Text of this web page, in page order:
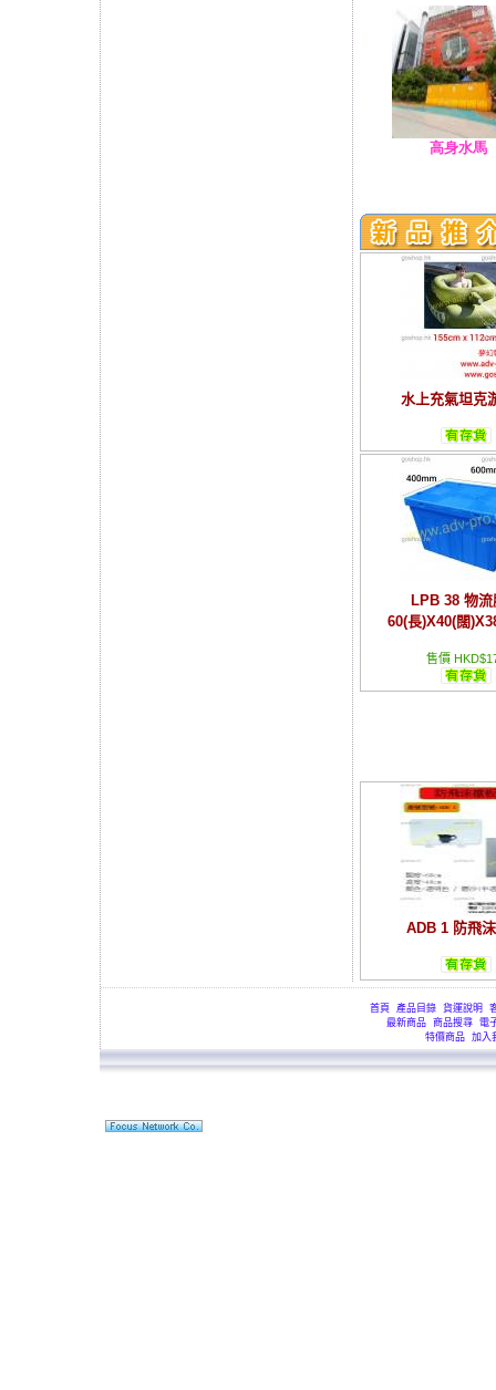
水上充氣坦克
LPB 38 物流
60(長)X40(闊
售價
ADB 1 防飛
首頁 產品目錄 貨運說明
最新商品 商品搜尋 電
特價商品
加入